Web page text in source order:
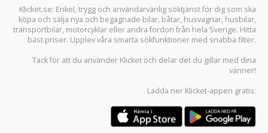
Klicket.se: Enkel, trygg och användarvänlig söktjänst för dig som ska
köpa och sälja nya och begagnade bilar, båtar, husvagnar, husbilar,
transportbilar, motorcyklar eller andra fordon från hela Sverige. Hitta
bäst priser. Upplev våra smarta sökfunktioner med snabba filter.
Tack för att du använder Klicket och delar det du gillar med dina
vänner!
Ladda ner Klicket-appen gratis: